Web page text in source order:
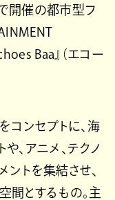
で開催の都市型フ
Baa』（エコー
コンセプトに、海
、アニメ、テクノ
トを集結させ、
間とするもの。主